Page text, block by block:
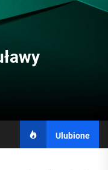
Ulubione